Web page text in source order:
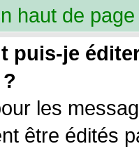
haut de page
puis-je
les
être édités